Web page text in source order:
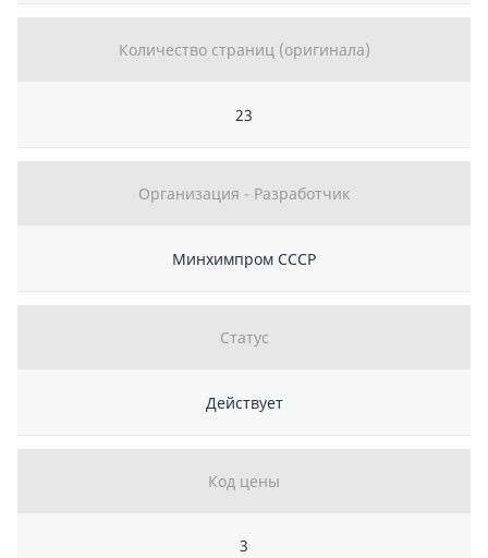
Количество страниц (оригинала)
23
Организация - Разработчик
Минхимпром СССР
Статус
Действует
Код цены
3